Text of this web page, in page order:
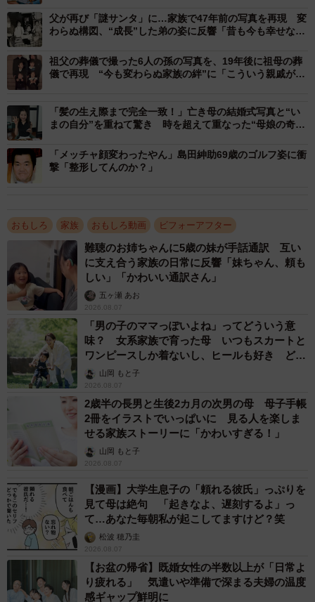
2/5
笑顔が素敵な3きょうだい！（提供：＠shiory.shさん）
3人が写真通りに並ぶと、22年前と同じポーズで撮影！長
男さんの腕には、探し出してきたという平成当時のリスト
バンド、次男さんは22年前に持っていたおもちゃを持って
当時を再現しています。
3/5
父が再び「謎サンタ」に…家族で47年前の写真を再現 変
わらぬ構図、“成長”した弟の姿に反響「昔も今も幸せな写
祖父の葬儀で撮った6人の孫の写真を、19年後に祖母の葬
儀で再現 “今も変わらぬ家族の絆”に「こういう親戚がほ
「髪の生え際まで完全一致！」亡き母の結婚式写真と“い
まの自分”を重ねて驚き 時を超えて重なった“母娘の奇跡
「メッチャ顔変わったやん」島田紳助69歳のゴルフ姿に衝
撃「整形してんのか？」
おもしろ 家族 おもしろ動画 ビフォーアフター
難聴のお姉ちゃんに5歳の妹が手話通訳 互い
に支え合う家族の日常に反響「妹ちゃん、頼も
しい」「かわいい通訳さん」
五ヶ瀬 あお
2026.08.07
「男の子のママっぽいよね」ってどういう意
味？ 女系家族で育った母 いつもスカートと
ワンピースしか着ないし、ヒールも好き どの
へんが…
山岡 もと子
2026.08.07
2歳半の長男と生後2カ月の次男の母 母子手帳
2冊をイラストでいっぱいに 見る人を楽しま
せる家族ストーリーに「かわいすぎる！」
山岡 もと子
2026.08.07
【漫画】大学生息子の「頼れる彼氏」っぷりを
見て母は絶句 「起きなよ、遅刻するよ」っ
て…あなた毎朝私が起こしてますけど？笑
松波 穂乃圭
2026.08.07
【お盆の帰省】既婚女性の半数以上が「日常よ
り疲れる」 気遣いや準備で深まる夫婦の温度
感ギャップ鮮明に